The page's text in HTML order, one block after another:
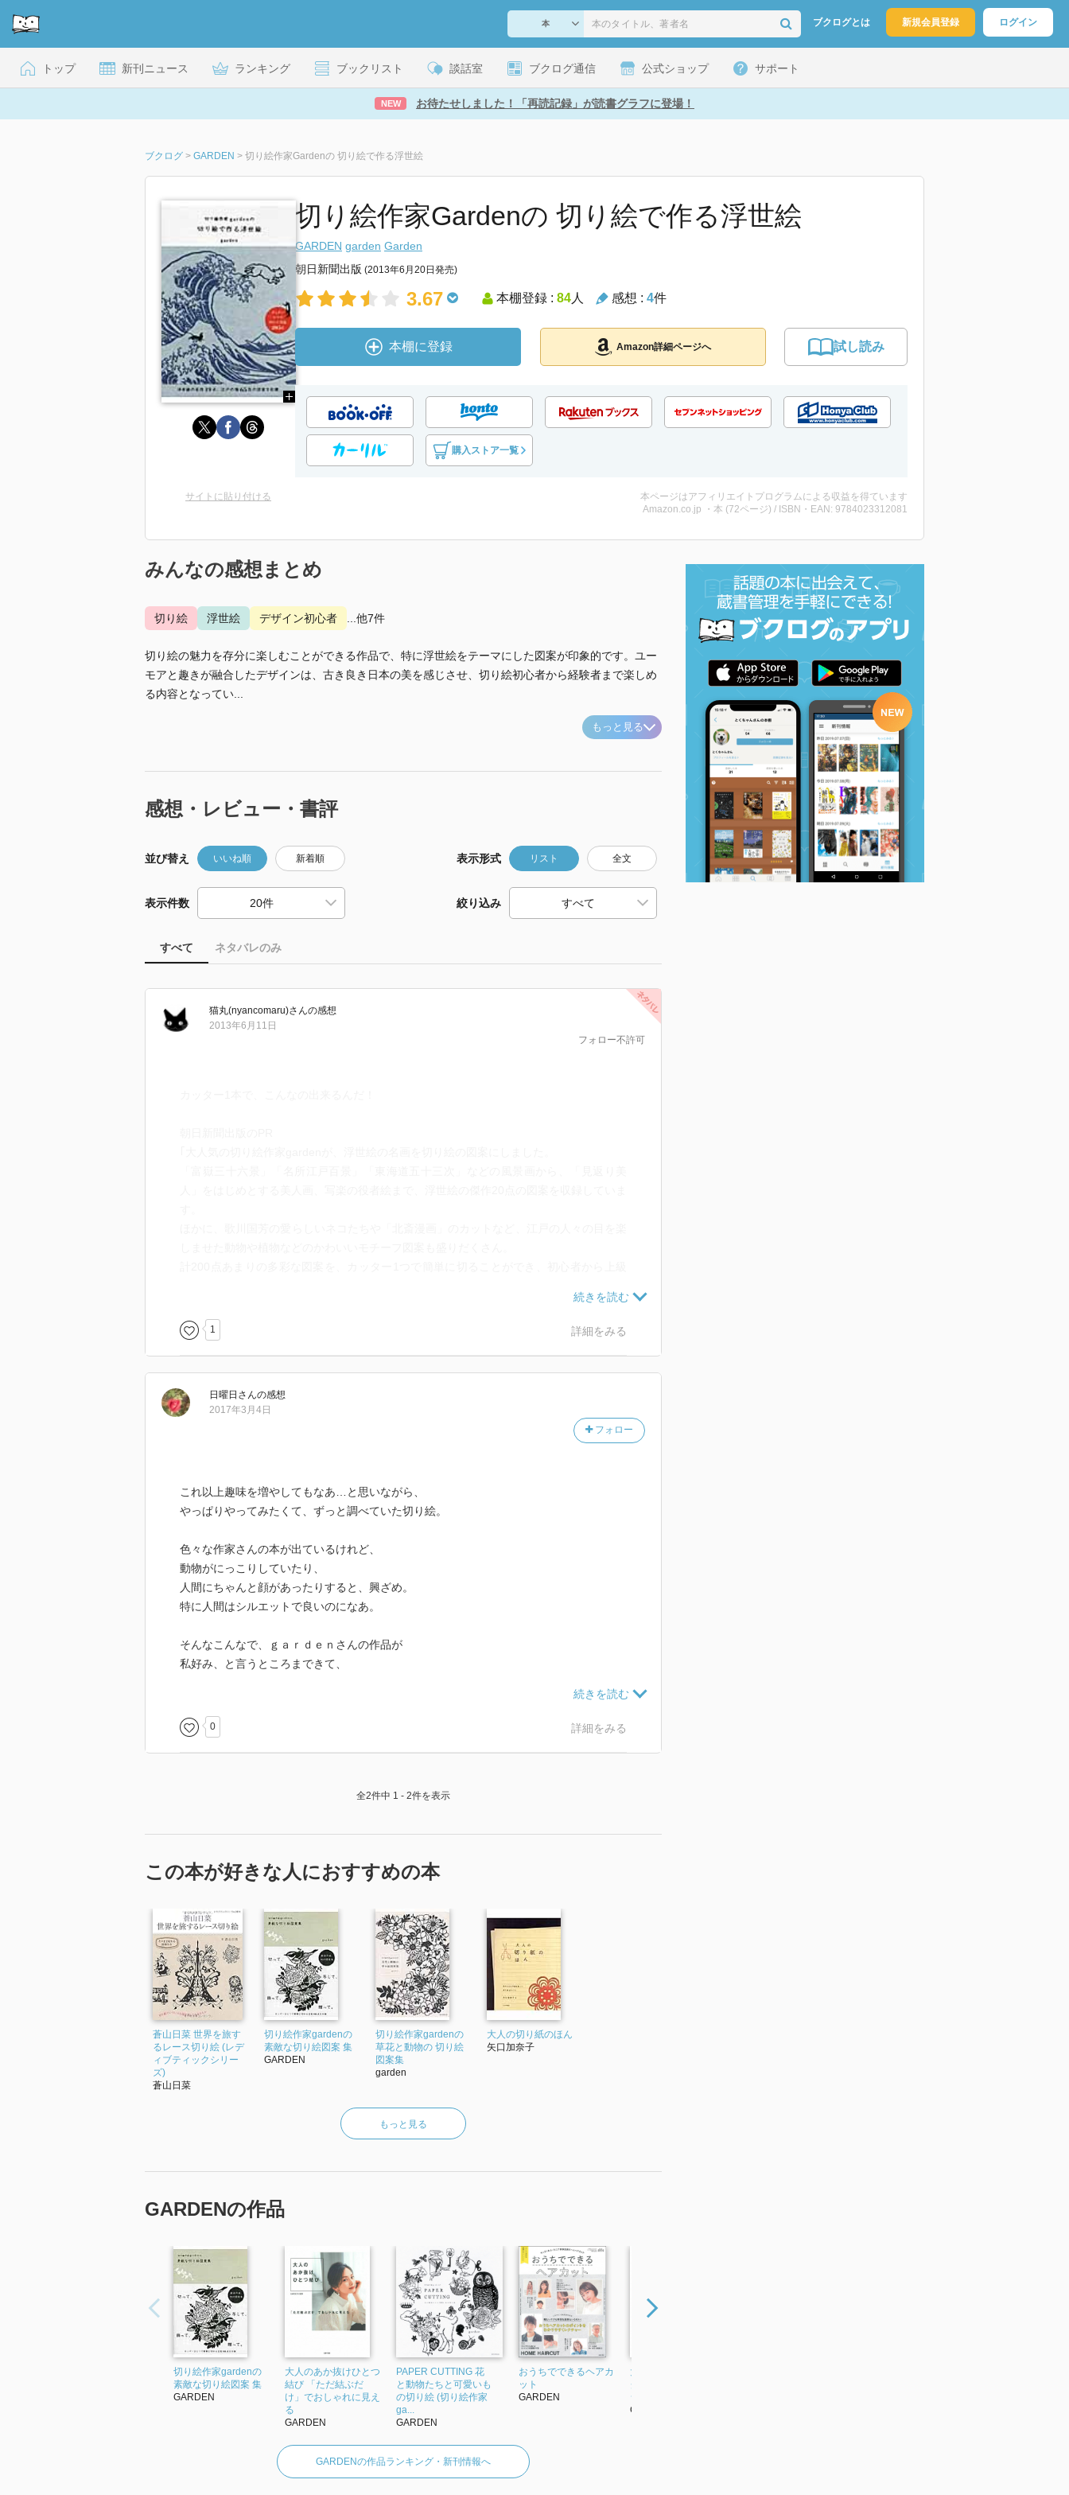
ブクログとは 新規会員登録 ログイン
トップ 新刊ニュース ランキング ブックリスト 談話室 ブクログ通信 公式ショップ サポート
NEW お待たせしました！「再読記録」が読書グラフに登場！
ブクログ > GARDEN > 切り絵作家Gardenの 切り絵で作る浮世絵
切り絵作家Gardenの 切り絵で作る浮世絵
GARDEN garden Garden
朝日新聞出版 (2013年6月20日発売)
3.67 本棚登録 : 84人 感想 : 4件
本棚に登録 Amazon詳細ページへ 試し読み
購入ストア一覧
サイトに貼り付ける
本ページはアフィリエイトプログラムによる収益を得ています
Amazon.co.jp ・本 (72ページ) / ISBN・EAN: 9784023312081
みんなの感想まとめ
切り絵 浮世絵 デザイン初心者 ...他7件
切り絵の魅力を存分に楽しむことができる作品で、特に浮世絵をテーマにした図案が印象的です。ユー
モアと趣きが融合したデザインは、古き良き日本の美を感じさせ、切り絵初心者から経験者まで楽しめ
る内容となってい...
もっと見る
感想・レビュー・書評
並び替え いいね順 新着順 表示形式 リスト 全文
表示件数 絞り込み
すべて ネタバレのみ
猫丸(nyancomaru)さんの感想
フォロー不許可
2013年6月11日
古民家で撮影した切り絵の数々は浮世絵の美とユニークさを表現しており、額装したりモ
ビールにしたり、カードやブックカバー、しおりにしたりと、飾り方や使い方も数多く提
案。前作同様に実用性の高い図案集。眺めているだけ、楽しい1冊です。｣
1 詳細をみる
日曜日 さんの感想
フォロー
2017年3月4日
これ以上趣味を増やしてもなあ…と思いながら、
やっぱりやってみたくて、ずっと調べていた切り絵。
色々な作家さんの本が出ているけれど、
動物がにっこりしていたり、
人間にちゃんと顔があったりすると、興ざめ。
特に人間はシルエットで良いのになあ。
そんなこんなで、ｇａｒｄｅｎさんの作品が
私好み、と言うところまできて、
その中でも２冊どっちにしようか迷ったけれど、
こちらにした。
趣きもユーモアもあってなんとも私好み。
道具も紙も揃えたし！（早い）
0 詳細をみる
全2件中 1 - 2件を表示
この本が好きな人におすすめの本
蒼山日菜 世界を旅す
るレース切り絵 (レデ
ィブティックシリー
ズ)
蒼山日菜
切り絵作家gardenの
素敵な切り絵図案 集
GARDEN
切り絵作家gardenの
草花と動物の 切り絵
図案集
garden
大人の切り紙のほん
矢口加奈子
もっと見る
GARDENの作品
切り絵作家gardenの
素敵な切り絵図案 集
GARDEN
大人のあか抜けひとつ
結び 「ただ結ぶだ
け」でおしゃれに見え
る
GARDEN
PAPER CUTTING 花
と動物たちと可愛いも
の切り絵 (切り絵作家
ga...
GARDEN
おうちでできるヘアカ
ット
GARDEN
大人のヘアスタイリン
グの教科書 (実用No.1
シリーズ)
GARDEN
GARDENの作品ランキング・新刊情報へ